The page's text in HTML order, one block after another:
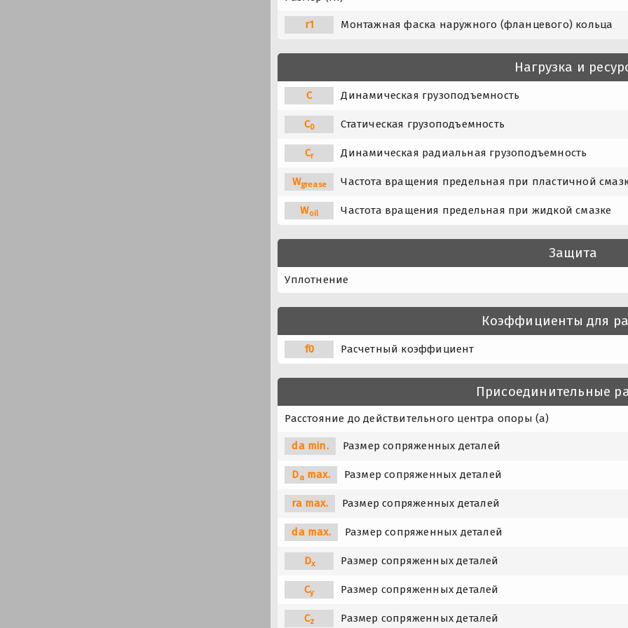
r1 Монтажная фаска наружного (фланцевого) кольца
Нагрузка и
C Динамическая грузоподъемность
C0 Статическая грузоподъемность
Cr Динамическая радиальная грузоподъемность
Wgrease Частота вращения предельная при пластичной
Woil Частота вращения предельная при жидкой смазке
Защита
Уплотнение
Коэффициенты для
f0 Расчетный коэффициент
Присоединительные
Расстояние до действительного центра опоры (a)
da min. Размер сопряженных деталей
Damax. Размер сопряженных деталей
ra max. Размер сопряженных деталей
da max. Размер сопряженных деталей
Dx Размер сопряженных деталей
Cy Размер сопряженных деталей
Cz Размер сопряженных деталей